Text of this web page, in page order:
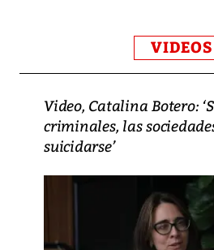
VIDEOS
Video, Catalina Botero:
criminales, las
suicidarse’